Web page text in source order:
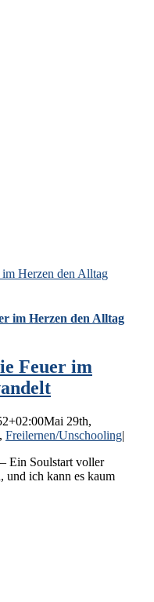
Herzen den Alltag
im Herzen den Alltag
Feuer im
Mai 29th,
, Freilernen/Unschooling|
Ein Soulstart voller
und ich kann es kaum